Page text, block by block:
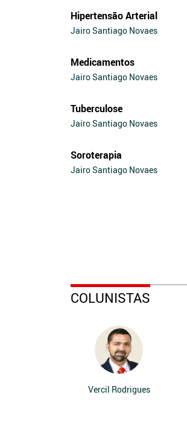
Hipertensão Arterial
Jairo Santiago Novaes
Medicamentos
Jairo Santiago Novaes
Tuberculose
Jairo Santiago Novaes
Soroterapia
Jairo Santiago Novaes
COLUNISTAS
Vercil Rodrigues